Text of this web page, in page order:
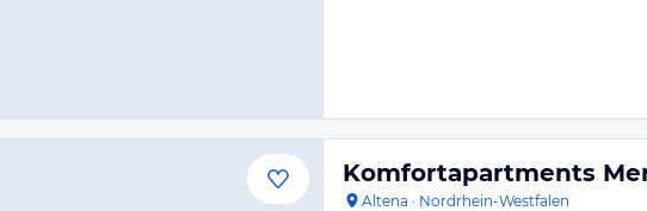
Komfortapartments
Altena · Nordrhein-Westfalen